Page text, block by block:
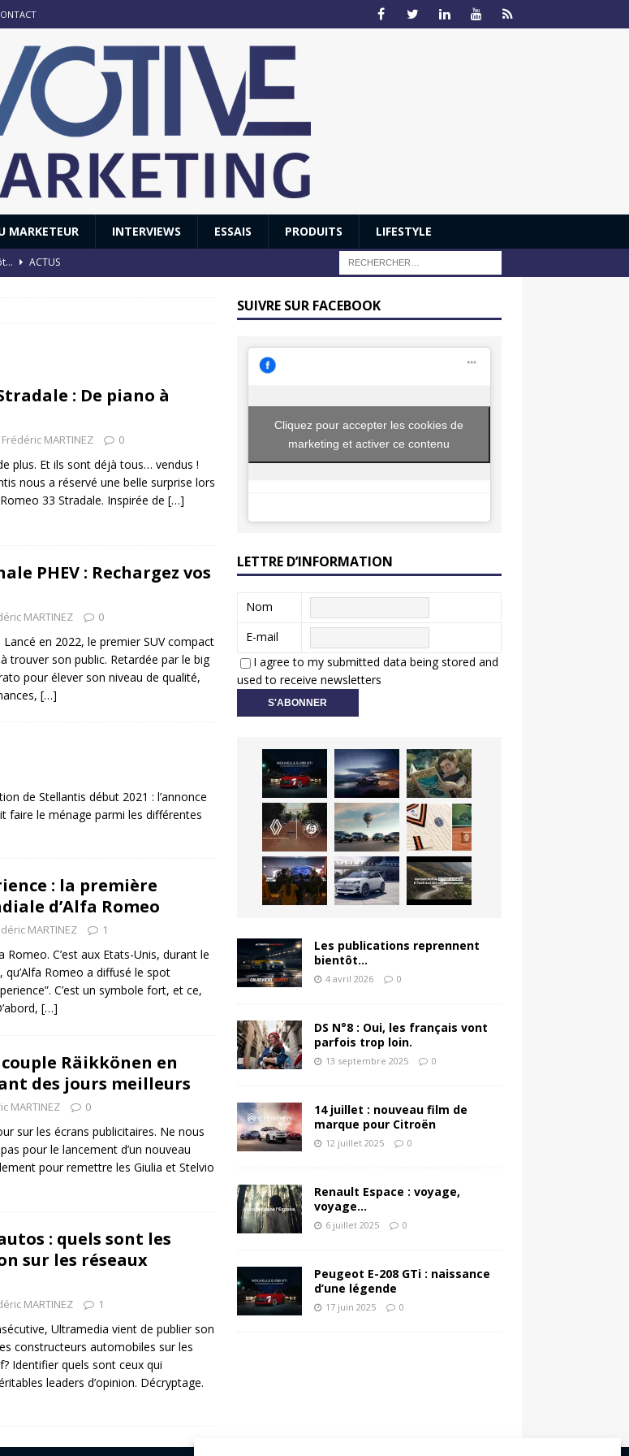
MARKETEUR INTERVIEWS ESSAIS PRODUITS LIFESTYLE
ACTUS
publicitaire… confiné! ACTUS
: De piano à
Frédéric MARTINEZ 0
plus. Et ils sont déjà tous… vendus !
nous a réservé une belle surprise lors
33 Stradale. Inspirée de […]
PHEV : Rechargez vos
MARTINEZ 0
en 2022, le premier SUV compact
trouver son public. Retardée par le big
pour élever son niveau de qualité,
[…]
de Stellantis début 2021 : l’annonce
faire le ménage parmi les différentes
: la première
d’Alfa Romeo
MARTINEZ 1
Romeo. C’est aux Etats-Unis, durant le
qu’Alfa Romeo a diffusé le spot
C’est un symbole fort, et ce,
[…]
Räikkönen en
des jours meilleurs
MARTINEZ 0
sur les écrans publicitaires. Ne nous
pour le lancement d’un nouveau
pour remettre les Giulia et Stelvio
: quels sont les
sur les réseaux
MARTINEZ 1
Ultramedia vient de publier son
constructeurs automobiles sur les
Identifier quels sont ceux qui
leaders d’opinion. Décryptage.
SUIVRE SUR FACEBOOK
Cliquez pour accepter les cookies de
marketing et activer ce contenu
LETTRE D’INFORMATION
Nom
E-mail
I agree to my submitted data being stored and
used to receive newsletters
Les publications reprennent
bientôt…
4 avril 2026 0
DS N°8 : Oui, les français vont
parfois trop loin.
13 septembre 2025 0
14 juillet : nouveau film de
marque pour Citroën
12 juillet 2025 0
Renault Espace : voyage,
voyage…
6 juillet 2025 0
Peugeot E-208 GTi : naissance
d’une légende
17 juin 2025 0